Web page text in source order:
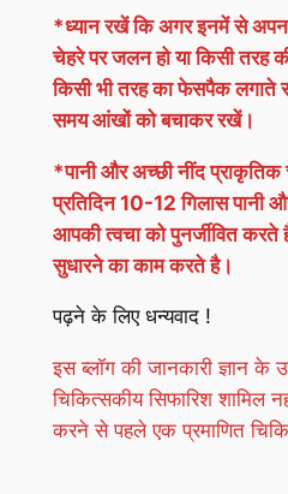
*ध्यान रखें कि अगर इनमें से
चेहरे पर जलन हो या किसी तरह
किसी भी तरह का फेसपैक लगाते
समय आंखों को बचाकर रखें।
*पानी और अच्छी नींद प्राकृतिक
प्रतिदिन 10-12 गिलास पानी
आपकी त्वचा को पुनर्जीवित करते
सुधारने का काम करते है।
पढ़ने के लिए धन्यवाद !
इस ब्लॉग की जानकारी ज्ञान के
चिकित्सकीय सिफारिश शामिल
करने से पहले एक प्रमाणित